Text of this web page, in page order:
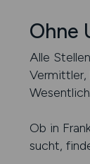
Ohne
Alle
Vermittler,
Ob in
sucht,